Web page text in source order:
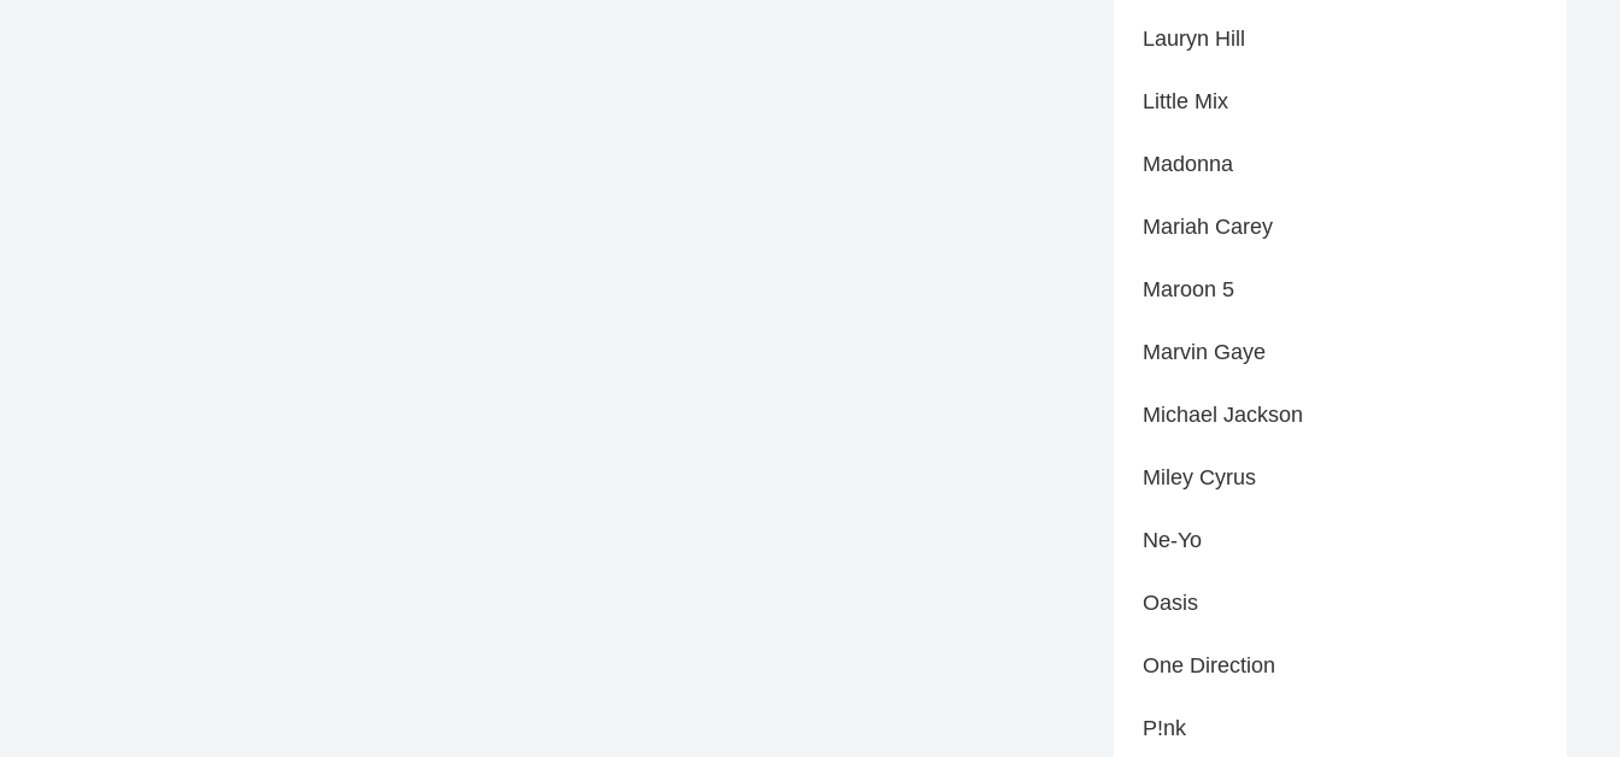
Lauryn Hill
Little Mix
Madonna
Mariah Carey
Maroon 5
Marvin Gaye
Michael Jackson
Miley Cyrus
Ne-Yo
Oasis
One Direction
P!nk